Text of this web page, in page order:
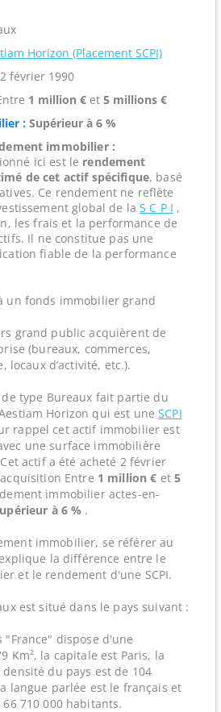
Horizon (Placement SCPI)
février 1990
1 million €et 5 millions €
: Supérieur à 6 %
immobilier :
ici est le rendement
de cet actif spécifique, basé
Ce rendement ne reflète
global de la S C P I ,
les frais et la performance de
Il ne constitue pas une
fiable de la performance
un fonds immobilier grand
grand public acquièrent de
(bureaux, commerces,
locaux d’activité, etc.).
type Bureaux fait partie du
Horizon qui est uneSCPI
rappel cet actif immobilier est
une surface immobilière
actif a été acheté 2 février
Entre 1 million € et 5
immobilier actes-en-
à 6 % .
immobilier, se référer au
la différence entre le
et le rendement d'une SCPI.
est situé dans le pays suivant :
"France" dispose d'une
Km², la capitale est Paris, la
densité du pays est de 104
langue parlée est le français et
710 000 habitants.